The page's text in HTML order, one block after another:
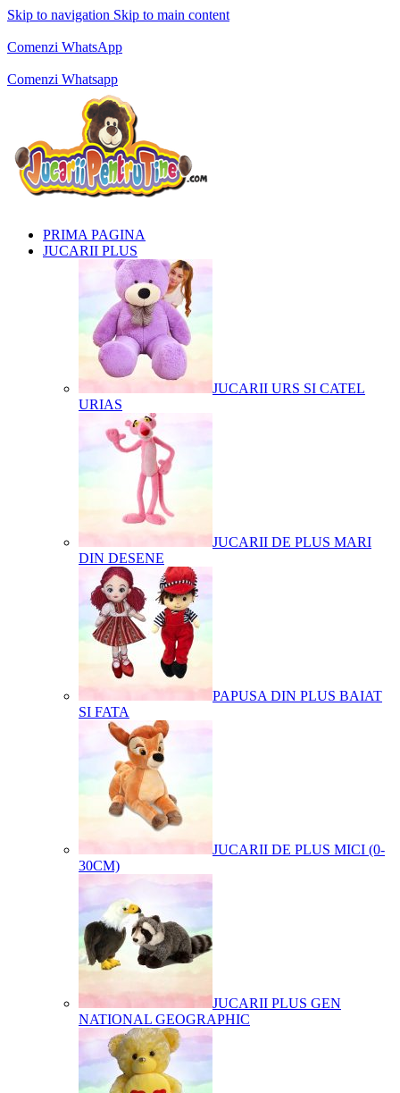
Skip to navigation Skip to main content
Comenzi WhatsApp
Comenzi Whatsapp
PRIMA PAGINA
JUCARII PLUS
JUCARII URS SI CATEL
URIAS
JUCARII DE PLUS MARI
DIN DESENE
PAPUSA DIN PLUS BAIAT
SI FATA
JUCARII DE PLUS MICI (0-
30CM)
JUCARII PLUS GEN
NATIONAL GEOGRAPHIC